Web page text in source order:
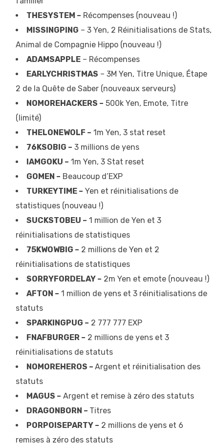
THESYSTEM – Récompenses (nouveau !)
MISSINGPING – 3 Yen, 2 Réinitialisations de Stats,
Animal de Compagnie Hippo (nouveau !)
ADAMSAPPLE – Récompenses
EARLYCHRISTMAS – 3M Yen, Titre Unique, Étape
2 de la Quête de Saber (nouveaux serveurs)
NOMOREHACKERS – 500k Yen, Emote, Titre
(limité)
THELONEWOLF – 1m Yen, 3 stat reset
76KSOBIG – 3 millions de yens
IAMGOKU – 1m Yen, 3 Stat reset
GOMEN – Beaucoup d’EXP
TURKEYTIME – Yen et réinitialisations de
statistiques (nouveau !)
SUCKSTOBEU – 1 million de Yen et 3
réinitialisations de statistiques
75KWOWBIG – 2 millions de Yen et 2
réinitialisations de statistiques
SORRYFORDELAY – 2m Yen et emote (nouveau !)
AFTON – 1 million de yens et 3 réinitialisations de
statuts
SPARKINGPUG – 2 777 777 EXP
FNAFBURGER – 2 millions de yens et 3
réinitialisations de statuts
NOMOREHEROS – Argent et réinitialisation des
statuts
MAGUS – Argent et remise à zéro des statuts
DRAGONBORN – Titres
PORPOISEPARTY – 2 millions de yens et 6
remises à zéro des statuts